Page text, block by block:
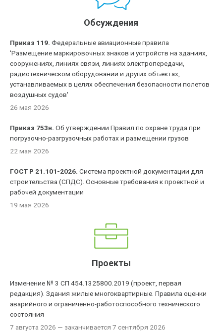
Обсуждения
Приказ 119. Федеральные авиационные правила
'Размещение маркировочных знаков и устройств на зданиях,
сооружениях, линиях связи, линиях электропередачи,
радиотехническом оборудовании и других объектах,
устанавливаемых в целях обеспечения безопасности полетов
воздушных судов'
26 мая 2026
Приказ 753н. Об утверждении Правил по охране труда при
погрузочно-разгрузочных работах и размещении грузов
22 мая 2026
ГОСТ Р 21.101-2026. Система проектной документации для
строительства (СПДС). Основные требования к проектной и
рабочей документации
19 мая 2026
Проекты
Изменение № 3 СП 454.1325800.2019 (проект, первая
редакция). Здания жилые многоквартирные. Правила оценки
аварийного и ограниченно-работоспособного технического
состояния
7 августа 2026 — заканчивается 7 сентября 2026